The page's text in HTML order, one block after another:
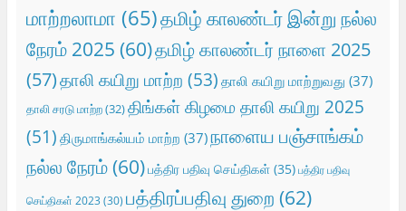
மாற்றலாமா (65)தமிழ் காலண்டர் இன்று நல்ல
நேரம் 2025 (60)தமிழ் காலண்டர் நாளை 2025
(57)தாலி கயிறு மாற்ற (53) தாலி கயிறு மாற்றுவது (37)
தாலி சரடு மாற்ற(32)திங்கள் கிழமை தாலி கயிறு 2025
(51) திருமாங்கல்யம் மாற்ற (37)நாளைய பஞ்சாங்கம்
நல்ல நேரம்(60)பத்திர பதிவு செய்திகள்(35) பத்திர பதிவு
செய்திகள் 2023 (30) பத்திரப்பதிவு துறை (62)